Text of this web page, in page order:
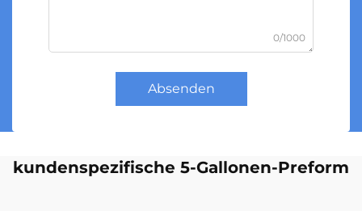
0/1000
Absenden
kundenspezifische 5-Gallonen-Preform